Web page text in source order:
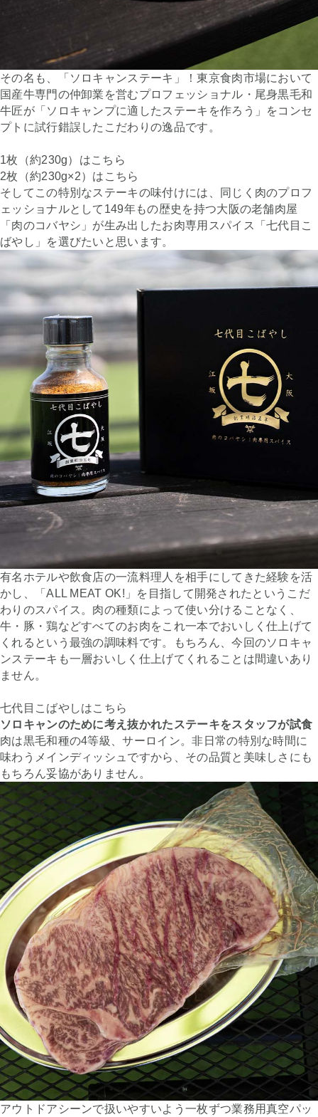
その名も、「ソロキャンステーキ」！東京食肉市場において
国産牛専門の仲卸業を営むプロフェッショナル・尾身黒毛和
牛匠が「ソロキャンプに適したステーキを作ろう」をコンセ
プトに試行錯誤したこだわりの逸品です。
1枚（約230g）はこちら
2枚（約230g×2）はこちら
そしてこの特別なステーキの味付けには、同じく肉のプロフ
ェッショナルとして149年もの歴史を持つ大阪の老舗肉屋
「肉のコバヤシ」が生み出したお肉専用スパイス「七代目こ
ばやし」を選びたいと思います。
有名ホテルや飲食店の一流料理人を相手にしてきた経験を活
かし、「ALL MEAT OK!」を目指して開発されたというこだ
わりのスパイス。肉の種類によって使い分けることなく、
牛・豚・鶏などすべてのお肉をこれ一本でおいしく仕上げて
くれるという最強の調味料です。もちろん、今回のソロキャ
ンステーキも一層おいしく仕上げてくれることは間違いあり
ません。
七代目こばやしはこちら
ソロキャンのために考え抜かれたステーキをスタッフが試食
肉は黒毛和種の4等級、サーロイン。非日常の特別な時間に
味わうメインディッシュですから、その品質と美味しさにも
もちろん妥協がありません。
アウトドアシーンで扱いやすいよう一枚ずつ業務用真空パッ